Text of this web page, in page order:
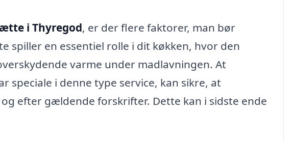
i Thyregod, er der flere faktorer, man bør
spiller en essentiel rolle i dit køkken, hvor den
varme under madlavningen. At
speciale i denne type service, kan sikre, at
efter gældende forskrifter. Dette kan i sidste ende